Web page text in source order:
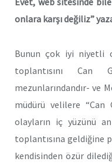
onlara karşı değiliz”
Bunun çok iyi niyetli
toplantısını
mezunlarındandır- ve
müdürü velilere “Can
olayların iç yüzünü
toplantısına geldiğine
kendisinden özür